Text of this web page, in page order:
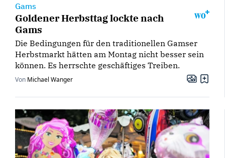
Gams
Goldener Herbsttag lockte nach
Gams
Die Bedingungen für den traditionellen Gamser
Herbstmarkt hätten am Montag nicht besser sein
können. Es herrschte geschäftiges Treiben.
Von Michael Wanger